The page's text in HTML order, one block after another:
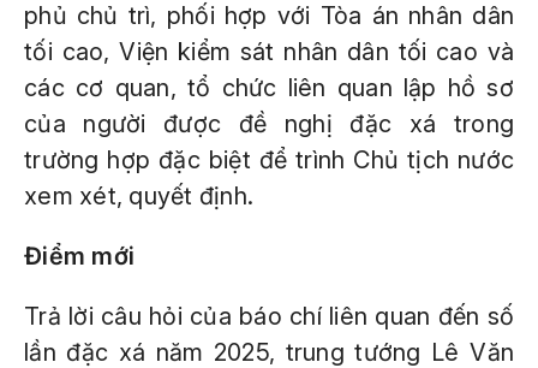
phủ chủ trì, phối hợp với Tòa án nhân dân
tối cao, Viện kiểm sát nhân dân tối cao và
các cơ quan, tổ chức liên quan lập hồ sơ
của người được đề nghị đặc xá trong
trường hợp đặc biệt để trình Chủ tịch nước
xem xét, quyết định.
Điểm mới
Trả lời câu hỏi của báo chí liên quan đến số
lần đặc xá năm 2025, trung tướng Lê Văn